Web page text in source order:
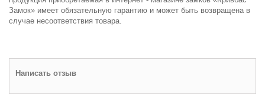
Замок» имеет обязательную гарантию и может быть возвращена в
случае несоответствия товара.
Написать отзыв